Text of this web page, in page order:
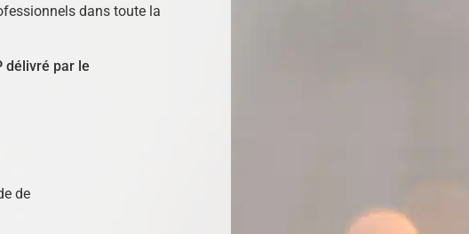
dans toute la
délivré par le
de